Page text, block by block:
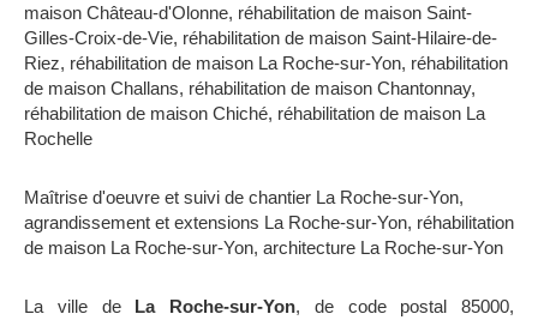
maison Château-d'Olonne, réhabilitation de maison Saint-
Gilles-Croix-de-Vie, réhabilitation de maison Saint-Hilaire-de-
Riez, réhabilitation de maison La Roche-sur-Yon, réhabilitation
de maison Challans, réhabilitation de maison Chantonnay,
réhabilitation de maison Chiché, réhabilitation de maison La
Rochelle
Maîtrise d'oeuvre et suivi de chantier La Roche-sur-Yon,
agrandissement et extensions La Roche-sur-Yon, réhabilitation
de maison La Roche-sur-Yon, architecture La Roche-sur-Yon
La ville de La Roche-sur-Yon, de code postal 85000,